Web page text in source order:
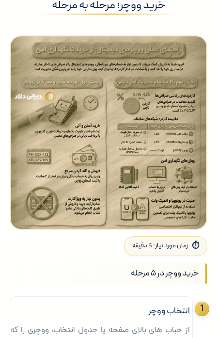
خرید ووچر؛ مرحله به مرحله
زمان مورد نیاز:3 دقیقه
خرید ووچر در ۵ مرحله
انتخاب ووچر
از حباب های بالای صفحه یا جدول انتخاب، ووچری را که